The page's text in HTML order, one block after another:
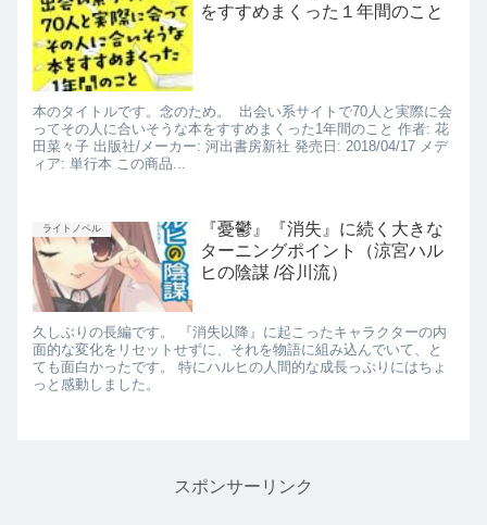
をすすめまくった１年間のこと
本のタイトルです。念のため。 出会い系サイトで70人と実際に会
ってその人に合いそうな本をすすめまくった1年間のこと 作者: 花
田菜々子 出版社/メーカー: 河出書房新社 発売日: 2018/04/17 メデ
ィア: 単行本 この商品...
ライトノベル
『憂鬱』『消失』に続く大きな
ターニングポイント（涼宮ハル
ヒの陰謀 /谷川流）
久しぶりの長編です。 『消失以降』に起こったキャラクターの内
面的な変化をリセットせずに、それを物語に組み込んでいて、と
ても面白かったです。 特にハルヒの人間的な成長っぷりにはちょ
っと感動しました。
スポンサーリンク